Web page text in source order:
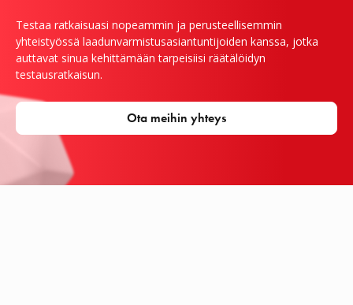
Testaa ratkaisuasi nopeammin ja perusteellisemmin
yhteistyössä laadunvarmistusasiantuntijoiden kanssa, jotka
auttavat sinua kehittämään tarpeisiisi räätälöidyn
testausratkaisun.
Ota meihin yhteys